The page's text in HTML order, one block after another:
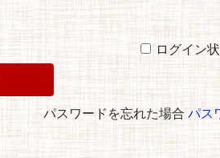
ログイン
パスワードを忘れた場合 パス